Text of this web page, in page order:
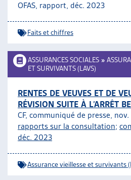
OFAS, rapport, déc. 2023
Faits et chiffres
ASSURANCES SOCIALES »
ET SURVIVANTS (LAVS)
RENTES DE VEUVES ET DE
RÉVISION SUITE À L’ARRÊT
CF, communiqué de presse,
rapports sur la consultation;
déc. 2023
Assurance vieillesse et survivants